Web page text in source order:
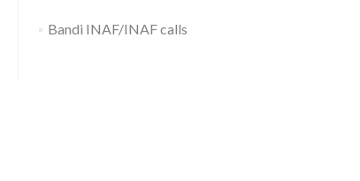
Bandi INAF/INAF calls